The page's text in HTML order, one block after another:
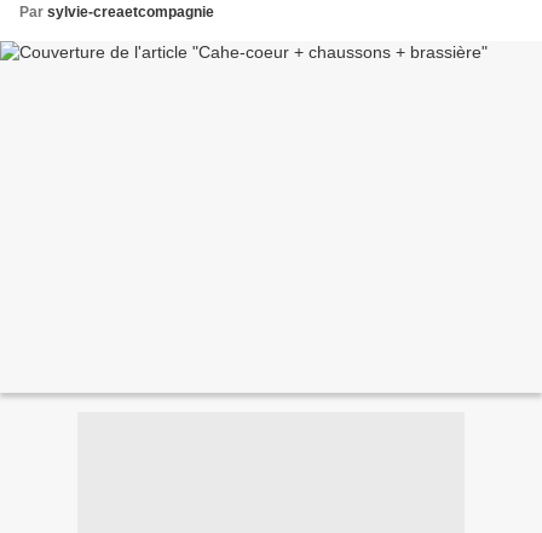
Par sylvie-creaetcompagnie